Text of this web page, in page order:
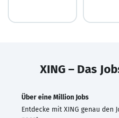
XING – Das
Über eine Million Jobs
Entdecke mit XING genau den